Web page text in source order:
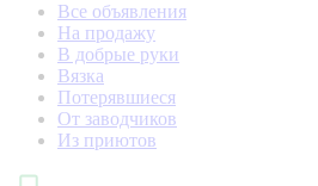
Все объявления
На продажу
В добрые руки
Вязка
Потерявшиеся
От заводчиков
Из приютов